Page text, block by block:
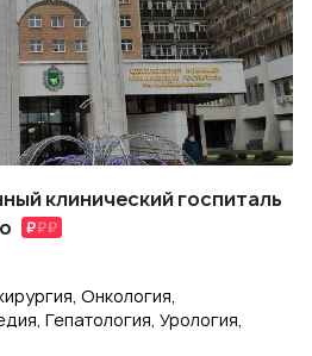
клинический госпиталь
Онкология,
Гепатология, Урология,